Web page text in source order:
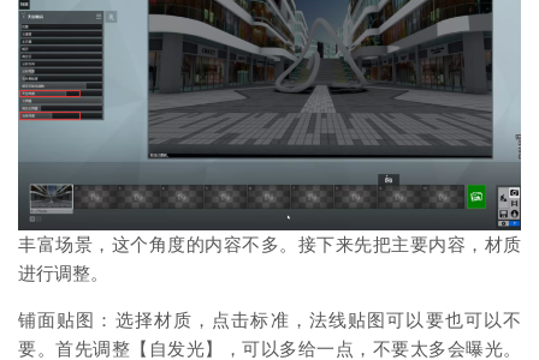
丰富场景，这个角度的内容不多。接下来先把主要内容，材质
进行调整。
铺面贴图：选择材质，点击标准，法线贴图可以要也可以不
要。首先调整【自发光】，可以多给一点，不要太多会曝光。